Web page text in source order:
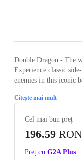
Double Dragon - The
Experience classic
enemies in this iconic
Citește mai mult
Cel mai bun preț
196.59 RON
Preț cu G2A Plus